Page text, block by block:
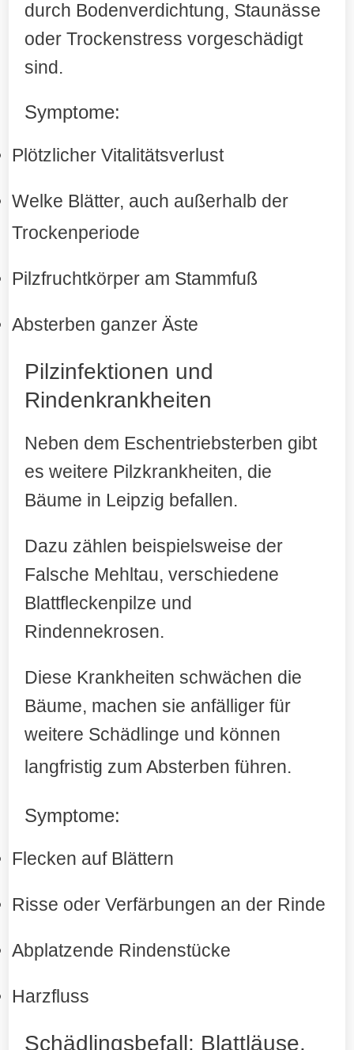
durch Bodenverdichtung, Staunässe
oder Trockenstress vorgeschädigt
sind.
Symptome:
Plötzlicher Vitalitätsverlust
Welke Blätter, auch außerhalb der
Trockenperiode
Pilzfruchtkörper am Stammfuß
Absterben ganzer Äste
Pilzinfektionen und
Rindenkrankheiten
Neben dem Eschentriebsterben gibt
es weitere Pilzkrankheiten, die
Bäume in Leipzig befallen.
Dazu zählen beispielsweise der
Falsche Mehltau, verschiedene
Blattfleckenpilze und
Rindennekrosen.
Diese Krankheiten schwächen die
Bäume, machen sie anfälliger für
weitere Schädlinge und können
langfristig zum Absterben führen.
Symptome:
Flecken auf Blättern
Risse oder Verfärbungen an der Rinde
Abplatzende Rindenstücke
Harzfluss
Schädlingsbefall: Blattläuse,